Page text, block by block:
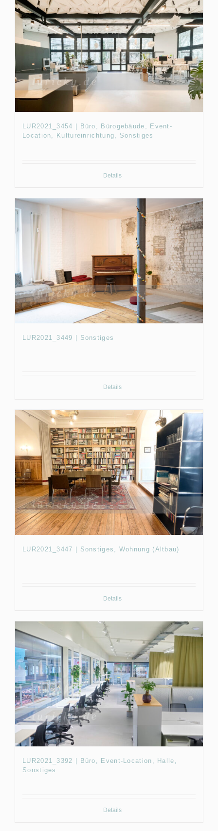
LUR2021_3454 | Büro, Bürogebäude, Event-
Location, Kultureinrichtung, Sonstiges
Details
LUR2021_3449 | Sonstiges
Details
LUR2021_3447 | Sonstiges, Wohnung (Altbau)
Details
LUR2021_3392 | Büro, Event-Location, Halle,
Sonstiges
Details